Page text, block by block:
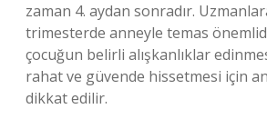
zaman 4. aydan sonradır.
trimesterde anneyle temas
çocuğun belirli alışkanlıklar
rahat ve güvende hissetmesi için
dikkat edilir.